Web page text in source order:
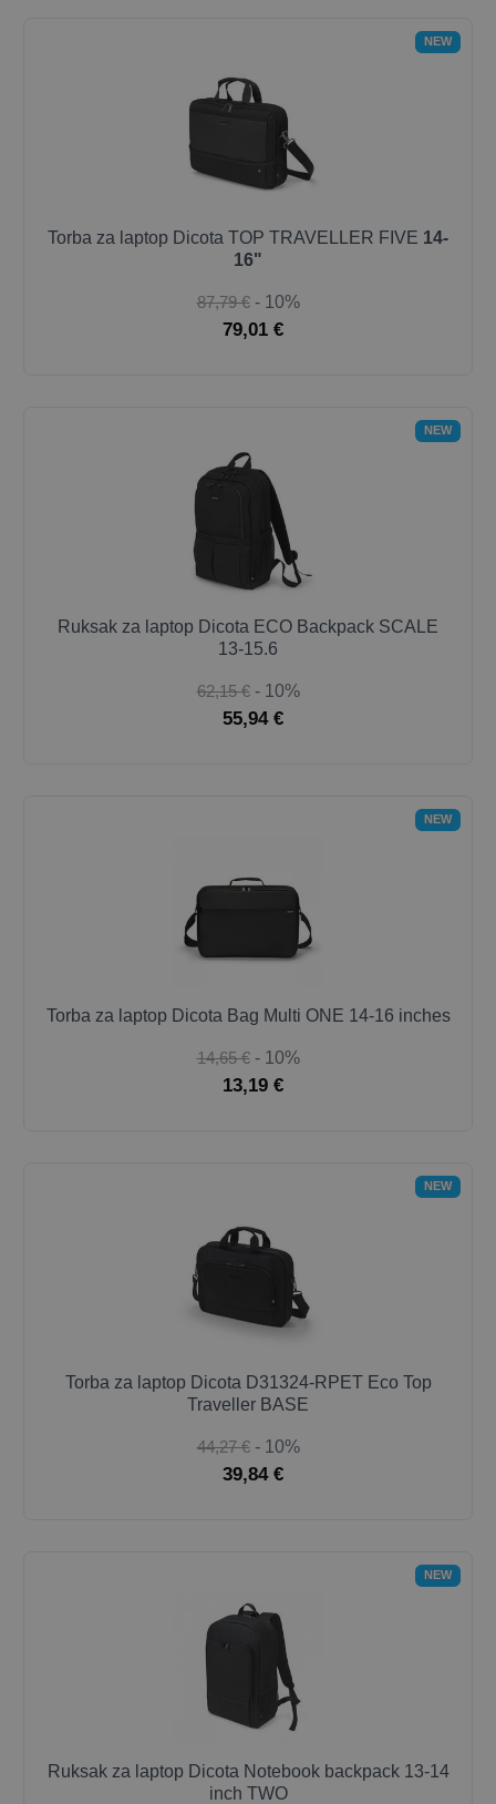
NEW
Torba za laptop Dicota TOP TRAVELLER FIVE 14-
16"
87,79 € - 10%
79,01 €
NEW
Ruksak za laptop Dicota ECO Backpack SCALE
13-15.6
62,15 € - 10%
55,94 €
NEW
Torba za laptop Dicota Bag Multi ONE 14-16 inches
14,65 € - 10%
13,19 €
NEW
Torba za laptop Dicota D31324-RPET Eco Top
Traveller BASE
44,27 € - 10%
39,84 €
NEW
Ruksak za laptop Dicota Notebook backpack 13-14
inch TWO